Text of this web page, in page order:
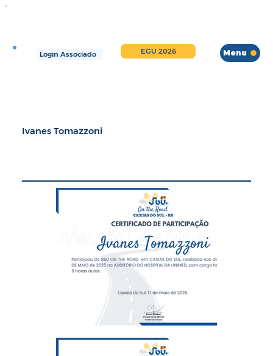
Login Associado EGU 2026 Menu
Ivanes Tomazzoni